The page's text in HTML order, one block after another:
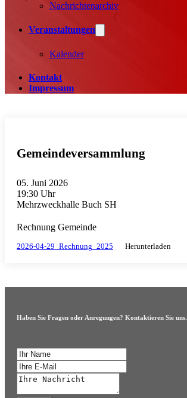
Nachrichtenarchiv
Veranstaltungen
Kalender
Kontakt
Impressum
Gemeindeversammlung
05. Juni 2026
19:30 Uhr
Mehrzweckhalle Buch SH
Rechnung Gemeinde
2026-04-29_Rechnung_2025 Herunterladen
Haben Sie Fragen oder Anregungen? Kontaktieren Sie uns.